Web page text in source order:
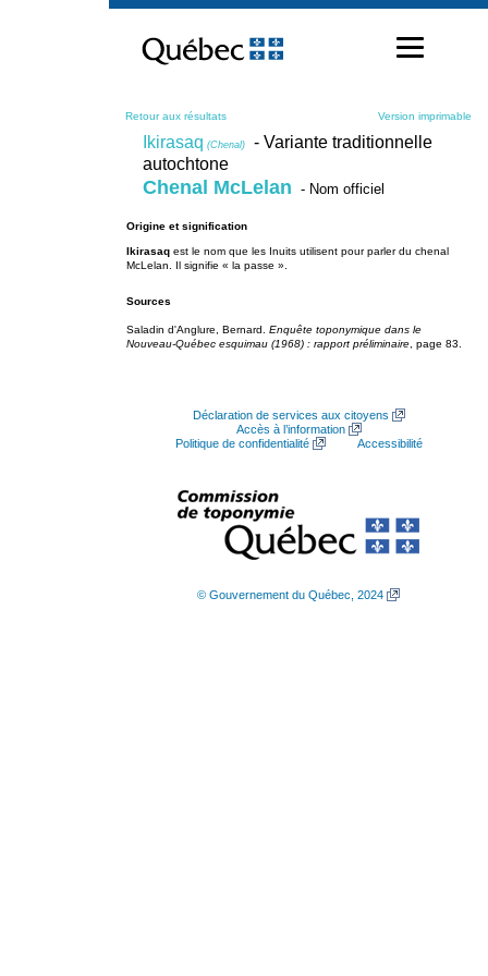
contenu
Retour aux résultats Version imprimable
Ikirasaq (Chenal)
- Variante traditionnelle
autochtone
Chenal McLelan - Nom officiel
Origine et signification
Ikirasaq est le nom que les Inuits utilisent pour parler du chenal
McLelan. Il signifie « la passe ».
Sources
Saladin d'Anglure, Bernard. Enquête toponymique dans le
Nouveau-Québec esquimau (1968) : rapport préliminaire , page 83.
Déclaration de services aux citoyens
Accès à l’information
Politique de confidentialité
Accessibilité
© Gouvernement du Québec, 2024